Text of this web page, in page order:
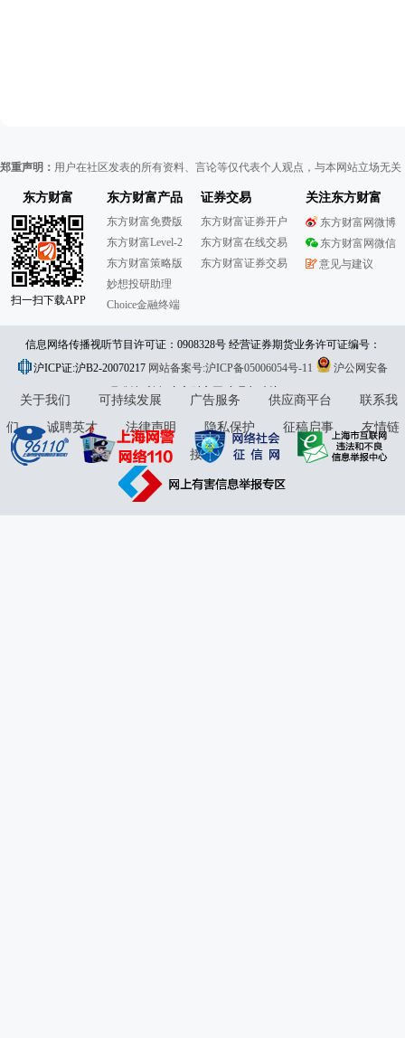
郑重声明： 用户在社区发表的所有资料、言论等仅代表个人观点，与本网站立场无
东方财富
扫一扫下载APP
东方财富产品
东方财富免费版
东方财富Level-2
东方财富策略版
妙想投研助理
Choice金融终端
证券交易
东方财富证券开户
东方财富在线交易
东方财富证券交易
关注东方财富
东方财富网微博
东方财富网微信
意见与建议
信息网络传播视听节目许可证：0908328号 经营证券期货业务许可证编号：
913101046312860336 违法和不良信息举报:021-61278686 举报邮箱：
jubao@eastmoney.com
沪ICP证:沪B2-20070217 网站备案号:沪ICP备05006054号-11
沪公网安备
31010402000120号版权所有:东方财富网意见与建议:4000300059/952500
关于我们 可持续发展 广告服务 供应商平台
联系我
们
诚聘英才 法律声明 隐私保护 征稿启事
友情链
接